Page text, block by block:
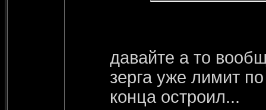
давайте а то
зерга уже лимит
конца остроил...